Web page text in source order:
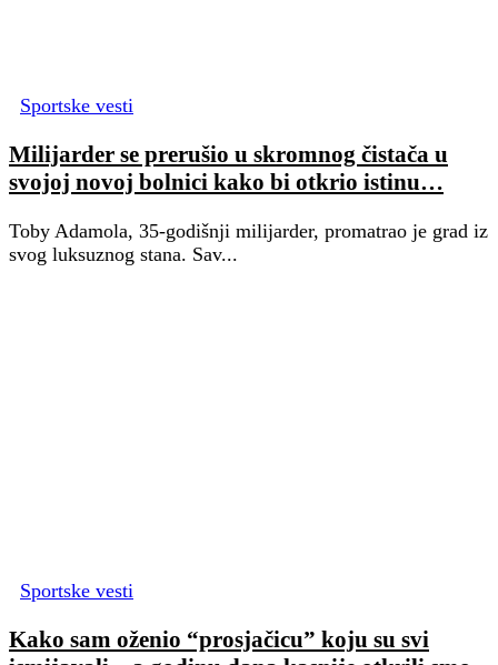
Sportske vesti
Milijarder se prerušio u skromnog čistača u
svojoj novoj bolnici kako bi otkrio istinu…
Toby Adamola, 35-godišnji milijarder, promatrao je grad iz
svog luksuznog stana. Sav...
Sportske vesti
Kako sam oženio “prosjačicu” koju su svi